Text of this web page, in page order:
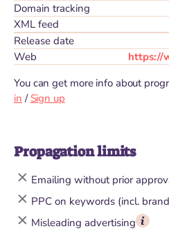
Domain tracking
XML feed
Release date
Web
https://
You can get more info about
in / Sign up
Propagation limits
Emailing without prior
PPC on keywords (incl.
Misleading advertising